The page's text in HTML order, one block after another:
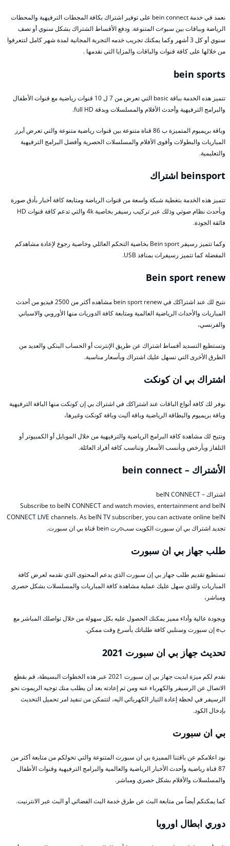
نعمد في خدمة bein connect على توفير اشتراك بكافة المجطات الترفيهية والمحطات
الرياضة وبباقات بين سبوrت المتنوعة. ودفع الأقساط الشتراك بشكل سنوي أو نصف
سنوي أو كل 3 أشهر وكما يمكنك تجريب خدمه التجربة المجانية لمدة شهر كامل لتتعرفوا
من خلالها على كافة قنوات والباقات والمزايا التي نقدمها .
bein sports
تتميز هذه الخدمة بباقة basic التي تعرض من 7 ل 10 قنوات رياضية مع قنوات الأطفال
والبرامج الترفيهية وأحدث الأفلام والمسلسلات وبدقة full HD.
وباقة بريميوم المتميزة ب 86 قناة متنوعة بين قنوات رياضية متنوعة والتي تعرض أبرز
المباريات والبطولات وأقوى الأفلام والمسلسلات الحصرية وأفضل البرامج الترفيهية
والتعليمية.
beinsport اشتراك
تتميز هذه الخدمة بتغطية شبكة واسعة من قنوات الرياضة ومتابعة كافة أخبار بأدق صورة
وبأحدث نظام صوتي وذلك عبر تركيب رسيفر بخاصية 4k والتي تدعم كافة قنوات HD
فائقة الجودة.
وكما تتميز رسيفر Bein sport بخاصية التحكم العائلي وخاصية رجوع لإعادة مشاهدكم
المفضلة كما تتميز رسيفرات بمنافذ USB.
Bein sport renew
نتيح لك عند اشتراكك في bein sport renew مشاهده أكثر من 2500 فيديو من أحدث
المباريات والأحداث الرياضية العالمية ومتابعة كافة الدوريات منها الأوروبي والاسباني
والفرنسي،
وتستطيع التسديد أقساط اشتراك عن طريق الإنترنت أو الحساب البنكي والعديد من
الطرق الأخرى التي تسهل عليك اشتراك وبأسعار مناسبة.
اشتراك بي ان كونكت
نوفر لك كافة أنواع الباقات عند اشتراكك في اشتراك بي إن كونكت منها الباقة الترفيهية
وباقة بريميوم والبطاقة الرياضية وباقة أليت وباقة كونكت وغيرها،
ونتيح لك مشاهدة كافة البرامج الرياضية والترفيهية من خلال الموبايل أو الكمبيوتر أو
التلفاز وبأرخص وبأنسب الأسعار وتناسب كافة أفراد العائلة.
الأشتراك – bein connect
اشتراك – beIN CONNECT
Subscribe to beIN CONNECT and watch movies, entertainment and beIN
CONNECT LIVE channels. As beIN TV subscriber, you can activate online beIN
تجديد اشتراك بي ان سبورت الكويت سبoرت bein قناة بي ان سبورت.
طلب جهاز بي ان سبورت
تستطيع تقديم طلب جهاز بي إن سبورت الذي يدعم المحتوى الذي نقدمه لعرض كافة
المباريات وللذي سهل عليك عملية مشاهدة كافة المباريات والمسلسلات بشكل حصري
ومباشر،
وبجودة عالية وأداء مميز يمكنك الحصول عليه بكل سهولة من خلال تواصلك المباشر مع
بe إن سبورت وسنلبي كافة طلباتك بأسرع وقت ممكن.
تحديث جهاز بي ان سبورت 2021
نقدم لكم ميزة ابديت جهاز بي إن سبورت 2021 عبر هذه الخطوات البسيطة، قم بقطع
الاتصال عن الرسيفر والكهرباء عنه ومن ثم إعادته بعد أن يطلب منك توجيه الريموت نحو
الرسيفر في لحظة إعادة التيار الكهربائي اليه، لتتمكن من تنفيذ امر تحميل التحديث
بإدخال الكود.
بي ان سبورت
نود اعلامكم عن باقتنا المميزة بي ان سبورت المتنوعة والتي تخولكم من متابعة أكثر من
87 قناة رياضية وأحدث الأخبار الرياضية والعالمية والبرامج الترفيهية وقنوات الأطفال
والمسلسلات والأفلام بشكل حصري ومباشر.
كما يمكنكم أيضاً من متابعة البث عن طرق خدمة البث الفضائي أو البث عبر الانترنيت.
دوري ابطال اوروبا